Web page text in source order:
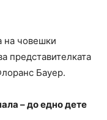
на човешки
представителката
Бауер.
– до едно дете